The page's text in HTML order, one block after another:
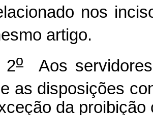
nos
artigo.
o
Aos
as disposições
da